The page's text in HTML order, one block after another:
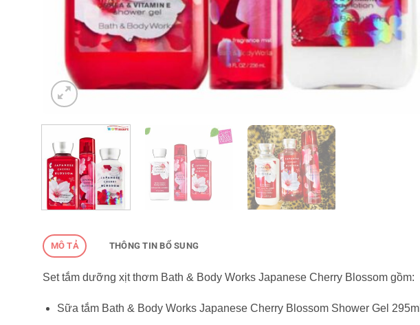
MÔ TẢ THÔNG TIN BỔ SUNG
Set tắm dưỡng xịt thơm Bath & Body Works Japanese Cherry Blossom gồm:
Sữa tắm Bath & Body Works Japanese Cherry Blossom Shower Gel 295ml